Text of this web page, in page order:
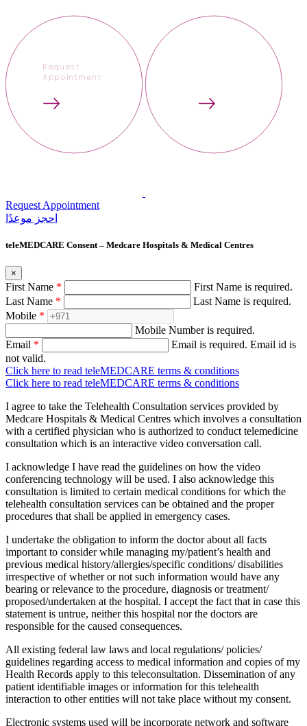
Request
Appointment
Request Appointment
احجز‍ موعدًا
teleMEDCARE Consent – Medcare Hospitals & Medical Centres
×
First Name *
First Name is required.
Last Name *
Last Name is required.
Mobile *
Mobile Number is required.
Email * Email is required. Email id is
not valid.
Click here to read teleMEDCARE terms & conditions
Click here to read teleMEDCARE terms & conditions
I agree to take the Telehealth Consultation services provided by
Medcare Hospitals & Medical Centres which involves a consultation
with a certified physician who is authorized to conduct telemedicine
consultation which is an interactive video conversation call.
I acknowledge I have read the guidelines on how the video
conferencing technology will be used. I also acknowledge this
consultation is limited to certain medical conditions for which the
telehealth consultation services can be obtained and the proper
procedures that shall be applied in emergency cases.
I undertake the obligation to inform the doctor about all facts
important to consider while managing my/patient’s health and
previous medical history/allergies/specific conditions/ disabilities
irrespective of whether or not such information would have any
bearing or relevance to the procedure, diagnosis or treatment/
proposed/undertaken at the hospital. I accept the fact that in case this
statement is untrue, neither this hospital nor the doctors are
responsible for the caused consequences.
All existing federal law laws and local regulations/ policies/
guidelines regarding access to medical information and copies of my
Health Records apply to this teleconsultation. Dissemination of any
patient identifiable images or information for this telehealth
interaction to other entities will not take place without my consent.
Electronic systems used will be incorporate network and software